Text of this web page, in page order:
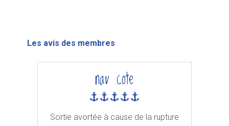
Les avis des membres
nav cote
Sortie avortée à cause de la rupture